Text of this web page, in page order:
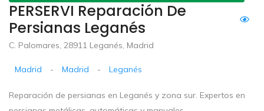
PERSERVI Reparación De
Persianas Leganés
C. Palomares, 28911 Leganés, Madrid
Madrid - Madrid - Leganés
Reparación de persianas en Leganés y zona sur. Expertos en